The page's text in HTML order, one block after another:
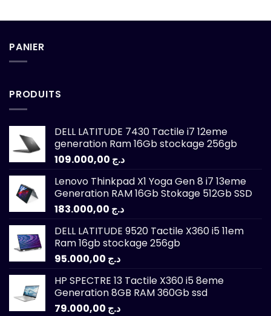
PANIER
PRODUITS
DELL LATITUDE 7430 Tactile i7 12eme
generation Ram 16Gb stockage 256gb
د.ج
Lenovo Thinkpad X1 Yoga Gen 8 i7 13eme
Generation RAM 16Gb Stokage 512Gb SSD
د.ج
DELL LATITUDE 9520 Tactile X360 i5 11em
Ram 16gb stockage 256gb
د.ج
HP SPECTRE 13 Tactile X360 i5 8eme
Generation 8GB RAM 360Gb ssd
د.ج